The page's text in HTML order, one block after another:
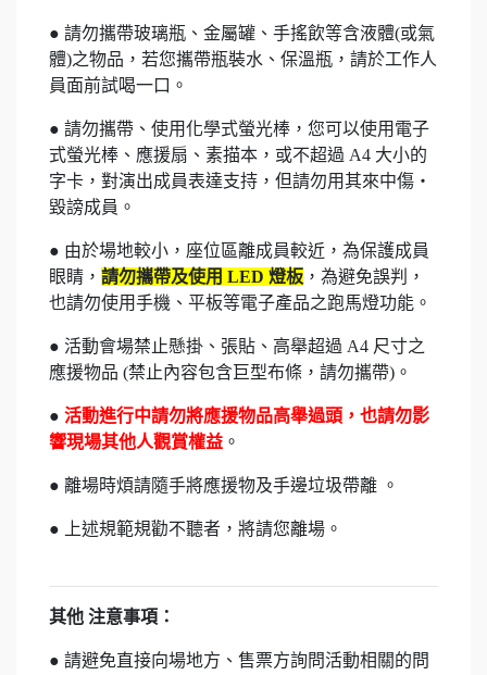
● 請勿攜帶玻璃瓶、金屬罐、手搖飲等含液體(或氣
體)之物品，若您攜帶瓶裝水、保溫瓶，請於工作人
員面前試喝一口。
● 請勿攜帶、使用化學式螢光棒，您可以使用電子
式螢光棒、應援扇、素描本，或不超過 A4 大小的
字卡，對演出成員表達支持，但請勿用其來中傷・
毀謗成員。
● 由於場地較小，座位區離成員較近，為保護成員
眼睛， 請勿攜帶及使用 LED 燈板 ，為避免誤判，
也請勿使用手機、平板等電子產品之跑馬燈功能 。
● 活動會場禁止懸掛、張貼、高舉超過 A4 尺寸之
應援物品 (禁止內容包含巨型布條，請勿攜帶)。
● 活動進行中請勿將應援物品高舉過頭，也請勿影
響現場其他人觀賞權益 。
● 離場時煩請隨手將應援物及手邊垃圾帶離 。
● 上述規範規勸不聽者，將請您離場。
其他 注意事項：
● 請避免直接向場地方、售票方詢問活動相關的問